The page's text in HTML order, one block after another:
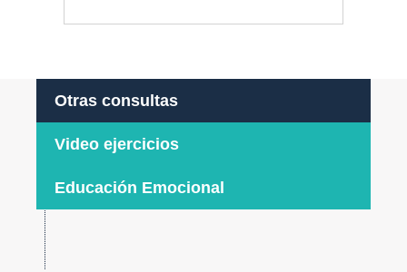
Otras consultas
Video ejercicios
Educación Emocional